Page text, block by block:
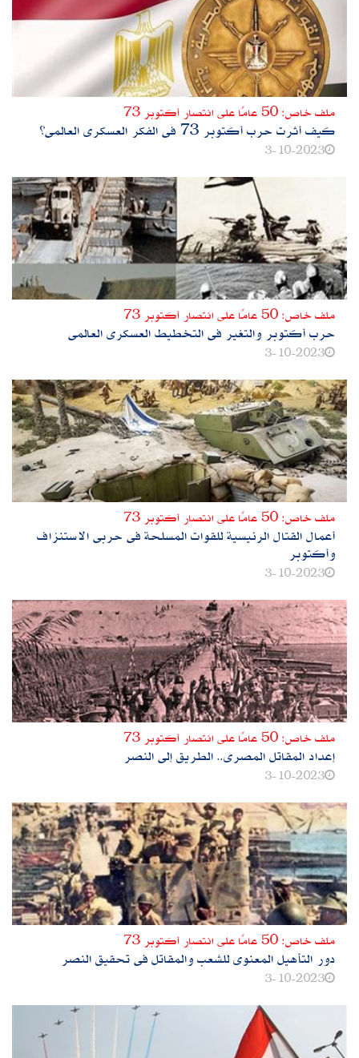
ملف خاص: 50 عامًا على انتصار أكتوبر 73
كيف أثرت حرب أكتوبر 73 فى الفكر العسكرى العالمى؟
3-10-2023
ملف خاص: 50 عامًا على انتصار أكتوبر 73
حرب أكتوبر والتغير فى التخطيط العسكرى العالمى
3-10-2023
ملف خاص: 50 عامًا على انتصار أكتوبر 73
أعمال القتال الرئيسية للقوات المسلحة فى حربى الاستنزاف
وأكتوبر
3-10-2023
ملف خاص: 50 عامًا على انتصار أكتوبر 73
إعداد المقاتل المصرى.. الطريق إلى النصر
3-10-2023
ملف خاص: 50 عامًا على انتصار أكتوبر 73
دور التأهيل المعنوى للشعب والمقاتل فى تحقيق النصر
3-10-2023